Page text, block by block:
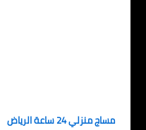
مساج منزلي 24 ساعة الرياض